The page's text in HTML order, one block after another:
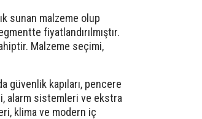
sunan malzeme olup
fiyatlandırılmıştır.
Malzeme seçimi,
güvenlik kapıları, pencere
alarm sistemleri ve ekstra
klima ve modern iç